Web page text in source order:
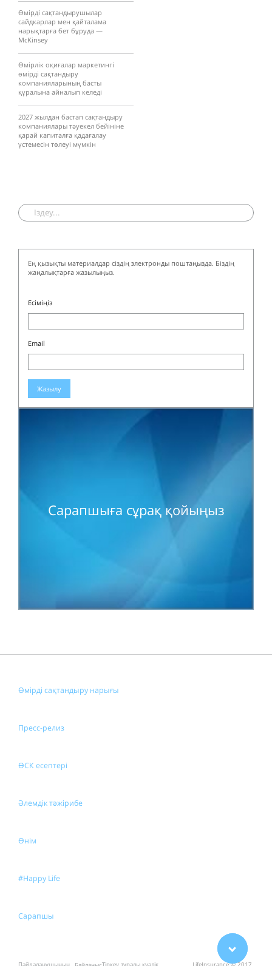
Өмірді сақтандырушылар
сайдкарлар мен қайталама
нарықтарға бет бұруда —
McKinsey
Өмірлік оқиғалар маркетингі
өмірді сақтандыру
компанияларының басты
құралына айналып келеді
2027 жылдан бастап сақтандыру
компаниялары тәуекел бейініне
қарай капиталға қадағалау
үстемесін төлеуі мүмкін
Ең қызықты материалдар сіздің электронды поштаңызда. Біздің
жаңалықтарға жазылыңыз.
Есіміңіз
Email
Жазылу
Сарапшыға сұрақ қойыңыз
Өмірді сақтандыру нарығы
Пресс-релиз
ӨСК есептері
Әлемдік тәжірибе
Өнім
#Happy Life
Сарапшы
Пайдаланушының Тіркеу туралы куәлік LifeInsurance © 2017